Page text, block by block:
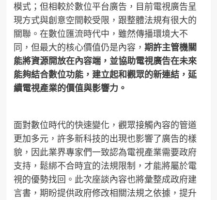
模式；但相較於數位平台廣告，目前電視廣告呈
現方式與創意空間較受限，跟整體法規有很大的
關聯。在數位匯流時代中，雖然傳播環境大不
同，但最大的核心價值仍是內容， 期許主管機關
能將資源開放在內容端，並協助電視廣告在未來
能夠結合數位功能，建立起和觀眾的新連結，延
續電視產業的價值與影響力。
面對數位時代的快速變化，觀眾接觸內容的管道
更加多元，許多新科技的出現也影響了廣告的樣
貌，因此業界專家們一致認為電視產業需要政府
支持，鬆綁不合時宜的法規限制，才能將屬於電
視的優勢找回。此次座談內容也將彙整成政府建
言書，期盼提供政府修改相關法規之依據，提升